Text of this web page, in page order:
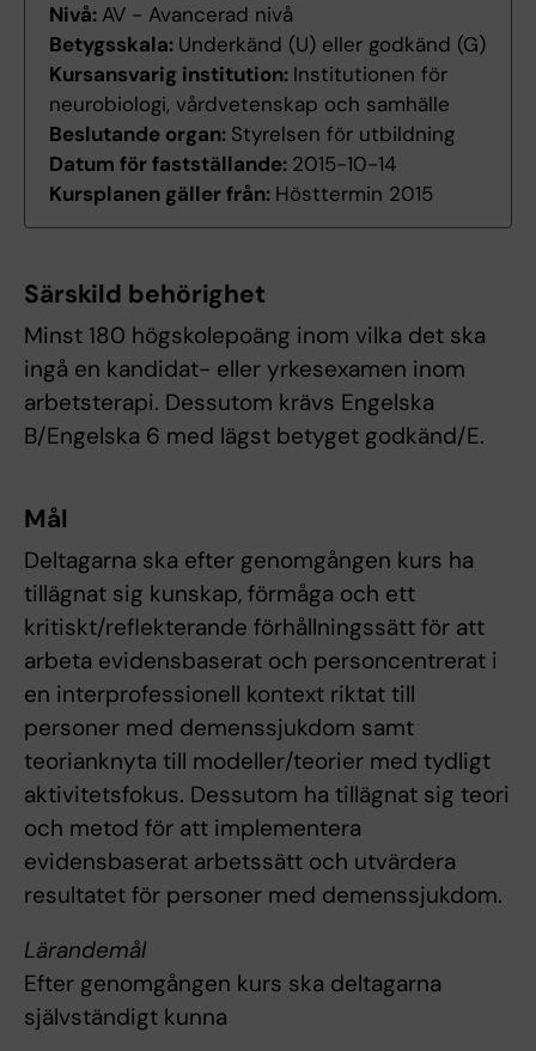
Nivå: AV - Avancerad nivå
Betygsskala: Underkänd (U) eller godkänd (G)
Kursansvarig institution: Institutionen för
neurobiologi, vårdvetenskap och samhälle
Beslutande organ: Styrelsen för utbildning
Datum för fastställande: 2015-10-14
Kursplanen gäller från: Hösttermin 2015
Särskild behörighet
Minst 180 högskolepoäng inom vilka det ska
ingå en kandidat- eller yrkesexamen inom
arbetsterapi. Dessutom krävs Engelska
B/Engelska 6 med lägst betyget godkänd/E.
Mål
Deltagarna ska efter genomgången kurs ha
tillägnat sig kunskap, förmåga och ett
kritiskt/reflekterande förhållningssätt för att
arbeta evidensbaserat och personcentrerat i
en interprofessionell kontext riktat till
personer med demenssjukdom samt
teorianknyta till modeller/teorier med tydligt
aktivitetsfokus. Dessutom ha tillägnat sig teori
och metod för att implementera
evidensbaserat arbetssätt och utvärdera
resultatet för personer med demenssjukdom.
Lärandemål
Efter genomgången kurs ska deltagarna
självständigt kunna